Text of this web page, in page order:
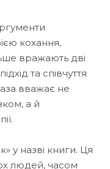
кохання,
вражають дві
та співчуття
вважає не
а й
у назві книги. Ця
людей, часом